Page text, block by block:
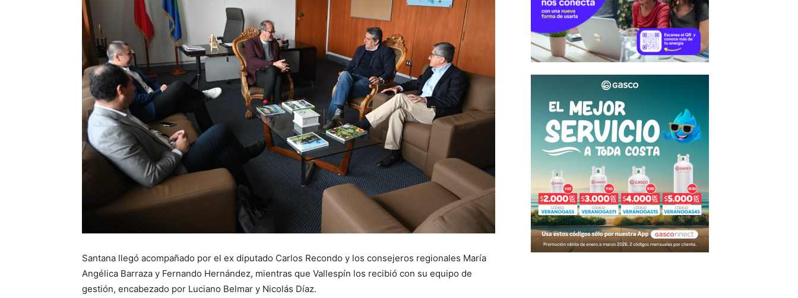
Santana llegó acompañado por el ex diputado Carlos Recondo y los consejeros regionales María
Angélica Barraza y Fernando Hernández, mientras que Vallespín los recibió con su equipo de
gestión, encabezado por Luciano Belmar y Nicolás Díaz.